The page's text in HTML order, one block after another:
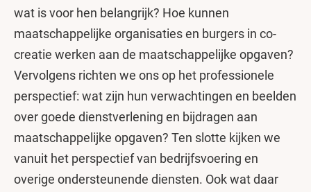
wat is voor hen belangrijk? Hoe kunnen
maatschappelijke organisaties en burgers in co-
creatie werken aan de maatschappelijke opgaven?
Vervolgens richten we ons op het professionele
perspectief: wat zijn hun verwachtingen en beelden
over goede dienstverlening en bijdragen aan
maatschappelijke opgaven? Ten slotte kijken we
vanuit het perspectief van bedrijfsvoering en
overige ondersteunende diensten. Ook wat daar